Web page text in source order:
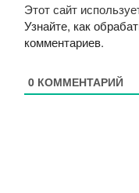
Этот сайт
Узнайте, как
комментариев.
0 КОММЕНТАРИЙ